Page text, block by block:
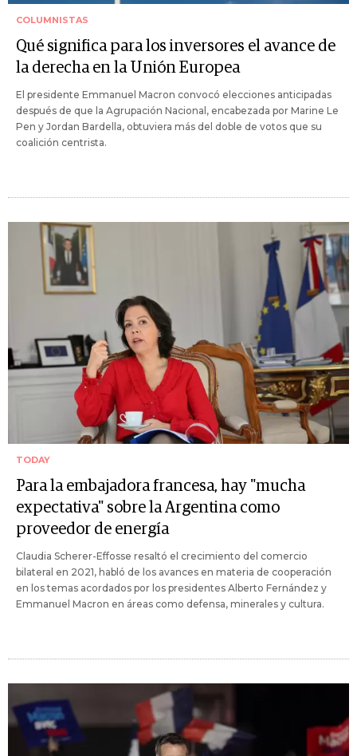
COLUMNISTAS
Qué significa para los inversores el avance de
la derecha en la Unión Europea
El presidente Emmanuel Macron convocó elecciones anticipadas
después de que la Agrupación Nacional, encabezada por Marine Le
Pen y Jordan Bardella, obtuviera más del doble de votos que su
coalición centrista.
TODAY
Para la embajadora francesa, hay "mucha
expectativa" sobre la Argentina como
proveedor de energía
Claudia Scherer-Effosse resaltó el crecimiento del comercio
bilateral en 2021, habló de los avances en materia de cooperación
en los temas acordados por los presidentes Alberto Fernández y
Emmanuel Macron en áreas como defensa, minerales y cultura.